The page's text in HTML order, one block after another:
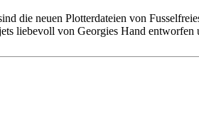
die neuen Plotterdateien von
liebevoll von Georgies Hand